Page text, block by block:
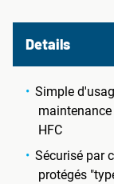
Details
Simple
HFC
Sécurisé par
protégés